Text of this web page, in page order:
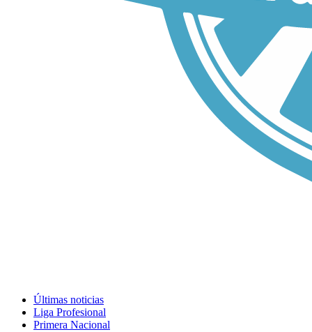
Últimas noticias
Liga Profesional
Primera Nacional